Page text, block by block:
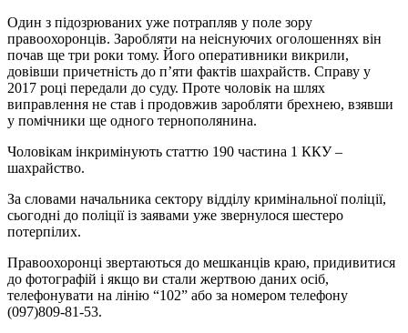
Один з підозрюваних уже потрапляв у поле зору
правоохоронців. Заробляти на неіснуючих оголошеннях він
почав ще три роки тому. Його оперативники викрили,
довівши причетність до п’яти фактів шахрайств. Справу у
2017 році передали до суду. Проте чоловік на шлях
виправлення не став і продовжив заробляти брехнею, взявши
у помічники ще одного тернополянина.
Чоловікам інкримінують статтю 190 частина 1 ККУ –
шахрайство.
За словами начальника сектору відділу кримінальної поліції,
сьогодні до поліції із заявами уже звернулося шестеро
потерпілих.
Правоохоронці звертаються до мешканців краю, придивитися
до фотографій і якщо ви стали жертвою даних осіб,
телефонувати на лінію “102” або за номером телефону
(097)809-81-53.